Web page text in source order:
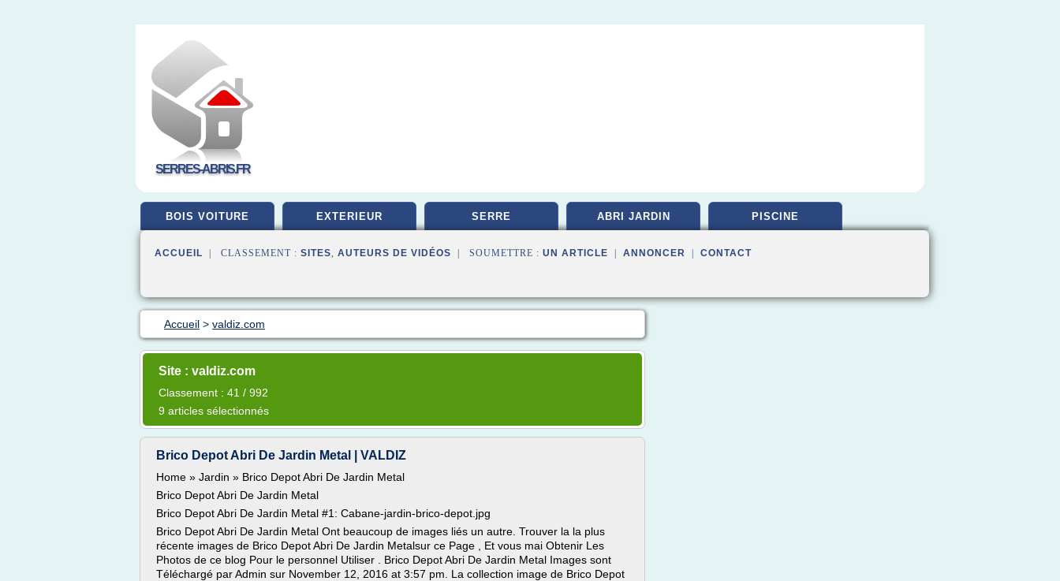
SERRES-ABRIS.FR
BOIS VOITURE EXTERIEUR SERRE ABRI JARDIN PISCINE
ACCUEIL | CLASSEMENT : SITES, AUTEURS DE VIDÉOS | SOUMETTRE : UN ARTICLE ANNONCER CONTACT
Accueil > valdiz.com
Site : valdiz.com
Classement : 41 / 992
9 articles sélectionnés
Brico Depot Abri De Jardin Metal | VALDIZ
Home » Jardin » Brico Depot Abri De Jardin Metal
Brico Depot Abri De Jardin Metal
Brico Depot Abri De Jardin Metal #1: Cabane-jardin-brico-depot.jpg
Brico Depot Abri De Jardin Metal Ont beaucoup de images liés un autre. Trouver la la plus
récente images de Brico Depot Abri De Jardin Metalsur ce Page , Et vous mai Obtenir Les
Photos de ce blog Pour le personnel Utiliser . Brico Depot Abri De Jardin Metal Images sont
Téléchargé par Admin sur November 12, 2016 at 3:57 pm. La collection image de Brico Depot